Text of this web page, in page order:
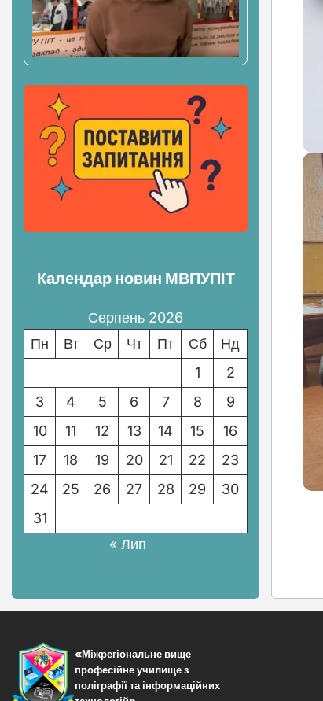
Календар новин МВПУПІТ
Серпень 2026
Пн
Вт Ср Чт Пт Сб
Нд
1
2
3
4 5 6 7 8
9
10
11 12 13 14 15
16
17
18 19 20 21 22
23
24
25 26 27 28 29
30
31
« Лип
«Міжрегіональне вище
професійне училище з
поліграфії та інформаційних